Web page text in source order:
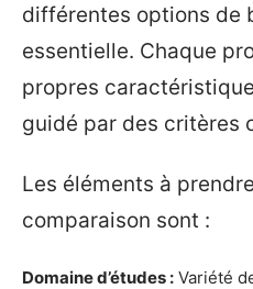
différentes options de
essentielle. Chaque
propres
guidé par des critères
Les éléments à
comparaison sont :
Domaine d’études : Variété